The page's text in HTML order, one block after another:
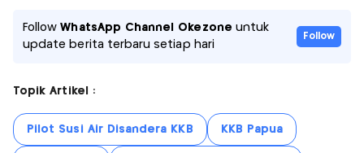
FollowWhatsApp Channel Okezone untuk
update berita terbaru setiap hari
Follow
Topik Artikel :
Pilot Susi Air Disandera KKB KKB Papua